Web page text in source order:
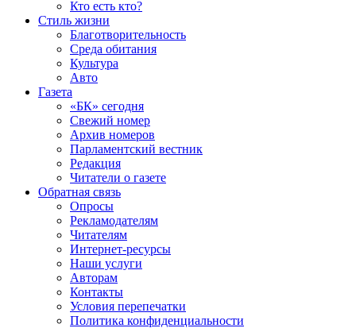
Кто есть кто?
Стиль жизни
Благотворительность
Среда обитания
Культура
Авто
Газета
«БК» сегодня
Свежий номер
Архив номеров
Парламентский вестник
Редакция
Читатели о газете
Обратная связь
Опросы
Рекламодателям
Читателям
Интернет-ресурсы
Наши услуги
Авторам
Контакты
Условия перепечатки
Политика конфиденциальности